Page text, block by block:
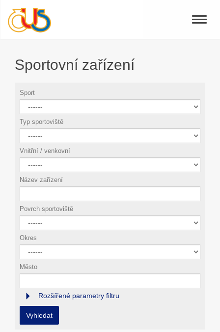
Toggle
Sportovní zařízení
Sport
Typ sportoviště
Vnitřní / venkovní
Název zařízení
Povrch sportoviště
Okres
Město
Rozšířené parametry filtru
Vyhledat